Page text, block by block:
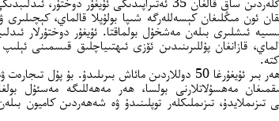
ئون مىڭلىغان كېسەللەرگە شىپا بولۇپلا قالماي،
ئىشلىرى بىلەن مەشخۇل بولماقتا. ئۇيغۇر دوختۇرلار
قازانغان پۇللىرىنىدىن ئۆزى ئىھتىياچلىق قىسمىنى ئېلىپ
جىسىر ئەش-شۇغۇردا ھەر بىر ئۇيغۇرغا 50 دوللاردىن مائاش
مەھسۇلاتلارنى بولسا، ھەر مەھەللىگە مەسئۇل
تىزىملايدۇ، تىزىملىكلەر توپلىنىدۇ ۋە شەھەردىن كاميون